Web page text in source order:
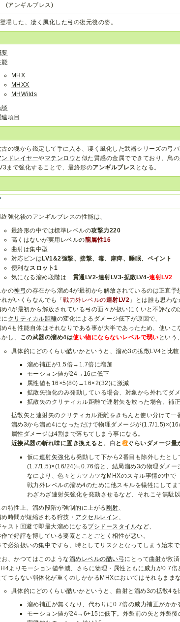
(アンギルブレス)
場した、凄く風化した弓 の復元後の姿。
要
能
MHX
MHXX
MHWilds
談
連項目
古の塊から鑑定して手に入る、凄く風化した武器シリーズの弓バ
ンドレイヤーやマテンロウ と似た質感の金属でできており、鳥
まで強化することで、最終形のアンギルブレス となる。
終強化後のアンギルブレスの性能は、
最終形の中では標準レベルの攻撃力220
高くはないが実用レベルの龍属性16
曲射は集中型
対応ビンはLV1&2強撃、接撃、毒、麻痺、睡眠、ペイント
便利なスロット1
気になる溜め段階は…貫通LV2-連射LV3-拡散LV4-連射LV2
の神弓の存在から溜め4が最初から解放されているのは正直予
れがいくらなんでも「戦力外レベルの連射LV2 」とは誰も思わな
め4が最初から解放されている弓の面々が扱いにくいと不評なの
に クリティカル距離の変化によるダメージ低下が原因で、
め4も性能自体はそれなりである事が大半であったため、使いこ
し、 この武器の溜め4は使い物にならないレベルで弱い という
具体的にどのくらい酷いかというと、溜め3の拡散LV4と比較
溜め補正が1.5倍→1.7倍に増加
モーション値が24→16に低下
属性値も16×5(80)→16×2(32)に激減
拡散矢強化のみ発動している場合、対象から外れてダ
拡散矢のクリティカル距離で連射矢を放った場合、補
拡散矢と連射矢のクリティカル距離をきちんと使い分けて一
溜め3から溜め4になっただけで物理ダメージが(1.7/
属性ダメージは4割まで落ちてしまう事になる。
近接武器の斬れ味に置き換えると、 白 と 橙 ぐらいダメージ量
仮に連射矢強化も発動して下から2番目も除外したとし
(1.7/1.5)×(16/24)≒0.76倍と、結局溜め3の物理ダメー
なにより、色々とカツカツなMHXのスキル事情の中で
戦力外レベルの溜め4のために他スキルを犠牲にしてま
わざわざ連射矢強化を発動させるなど、それこそ無駄
の特性上、溜め段階が強制的に上がる 剛射、
め時間が短縮される狩技・ アクセルレイン 、
ャスト回避で即最大溜めになるブシドースタイルなど、
作で好評を博している要素とことごとく相性が悪い。
で必須扱いの集中ですら、時としてリスクとなってしまう始末で
お、かつてはこのような溜めレベルの酷い弓 にとって曲射が救
よりモーション値半減、さらに物理・属性ともに威力が0.7倍
てつもない弱体化が重くのしかかるMHXにおいてはそれもままな
具体的にどのくらい酷いかというと、曲射と溜め3の拡散4を
溜め補正が無くなり、代わりに0.7倍の威力補正がかか
モーション値が24→6+15に低下。炸裂前の矢と炸裂後